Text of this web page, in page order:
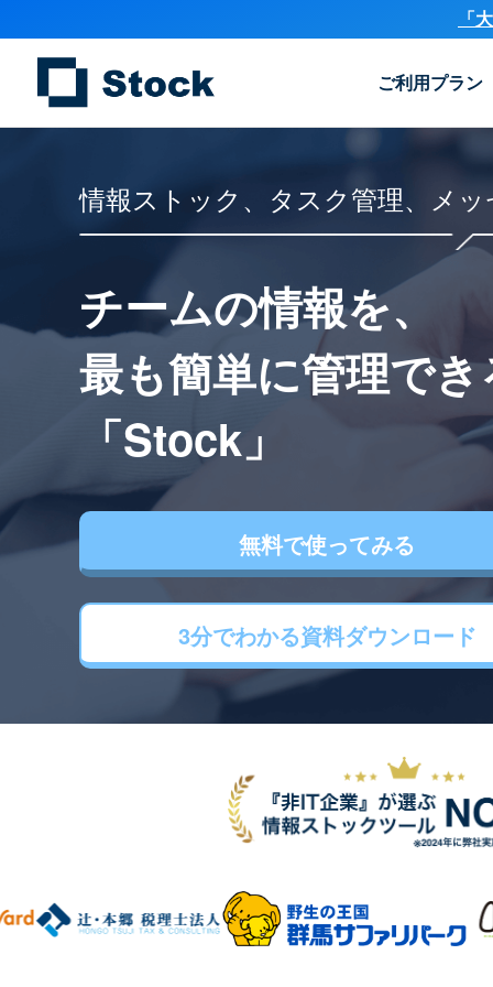
「
ご利用プラン
情報ストック、タスク管理、メ
チームの情報を、
最も簡単に管理で
「Stock」
無料で使ってみる
3分でわかる資料ダウンロード